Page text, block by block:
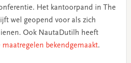
Het kantoorpand in The
wel geopend voor als zich
Ook NautaDutilh heeft
maatregelen bekendgemaakt.